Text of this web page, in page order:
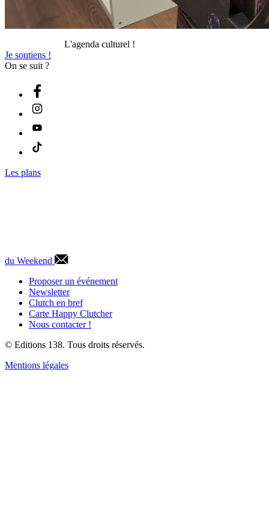
L'agenda culturel !
Je soutiens !
On se suit ?
Les plans
du Weekend
Proposer un événement
Newsletter
Clutch en bref
Carte Happy Clutcher
Nous contacter !
© Editions 138. Tous droits réservés.
Mentions légales